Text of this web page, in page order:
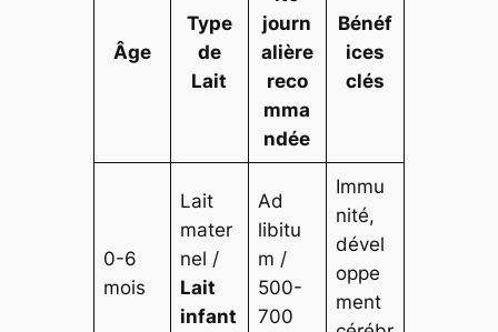
Âge
Type
de
Lait
journ
alière
reco
mma
ndée
Bénéf
ices
clés
0-6
mois
Lait
mater
nel /
Lait
infant
Ad
libitu
m /
500-
700
Immu
nité,
dével
oppe
ment